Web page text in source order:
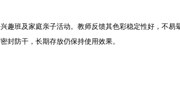
趣班及家庭亲子活动。教师反馈其色彩稳定性好，不
防干，长期存放仍保持使用效果。